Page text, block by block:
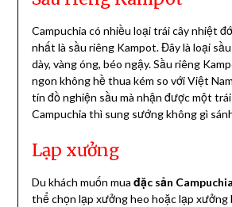
Campuchia có nhiều loại trái cây nhiệt
nhất là sầu riêng Kampot. Đây là loại
dày, vàng óng, béo ngậy. Sầu riêng
ngon không hề thua kém so với Việt
tín đồ nghiện sầu mà nhận được một
Campuchia thì sung sướng không gì
Lạp xưởng
Du khách muốn mua đặc sản Campuchia
thể chọn lạp xưởng heo hoặc lạp xưởng